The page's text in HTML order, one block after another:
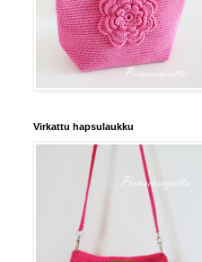
Virkattu hapsulaukku